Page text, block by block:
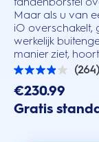
Maar als u van
iO
werkelijk
manier ziet,
(264)
3.9
van
de
5
sterren.
€230.99
Gratis